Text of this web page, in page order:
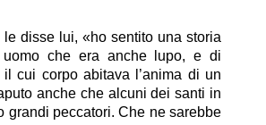
le disse lui, «ho sentito una storia
che era anche lupo, e di
il cui corpo abitava l’anima di un
anche che alcuni dei santi in
grandi peccatori. Che ne sarebbe